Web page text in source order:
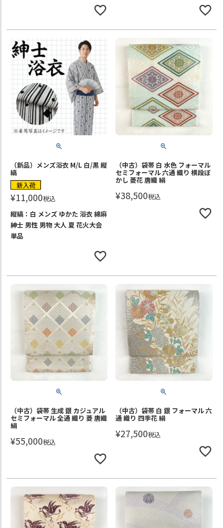
（新品）メンズ浴衣 M/L 白/黒 縦
縞
新入荷
¥11,000税込
縦縞：白 メンズ ゆかた 浴衣 綿麻
紳士 男性 男物 大人 夏 花火大会
単品
（中古）袋帯 白 水色 フォーマル
セミフォーマル 六通 織り 横段ぼ
かし 菱花 唐織 絹
¥38,500税込
（中古）袋帯 生成 銀 カジュアル
セミフォーマル 全通 織り 菱 唐織
絹
¥55,000税込
（中古）袋帯 白 銀 フォーマル 六
通 織り 四季花 絹
¥27,500税込